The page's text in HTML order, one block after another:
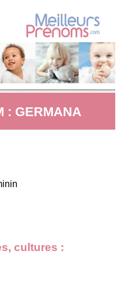
: GERMANA
cultures :